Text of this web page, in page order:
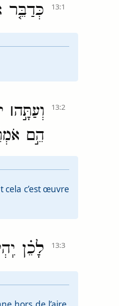
כְּדַבֵּ֤ר 13:1
וְעַתָּ֣ה׀
הֵ֣ם
13:2
c’est œuvre
לָכֵ֗ן 13:3